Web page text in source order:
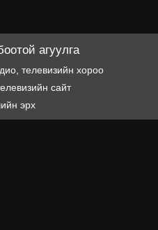
агуулга
телевизийн хороо
сайт
эрх